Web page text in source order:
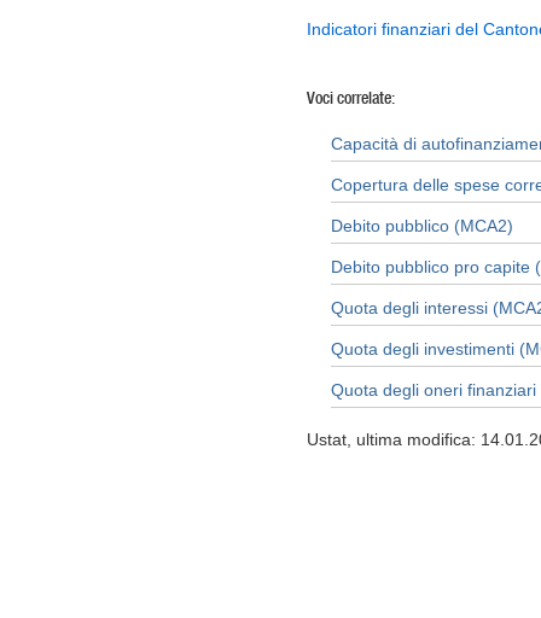
Indicatori finanziari del
Voci correlate:
Capacità di
Copertura delle spese
Debito pubblico (MCA2)
Debito pubblico pro capite
Quota degli interessi
Quota degli investimenti
Quota degli oneri finanziari
Ustat, ultima modifica: